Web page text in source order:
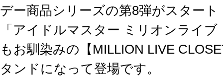
デー商品シリーズの第8弾がスタート
「アイドルマスター ミリオンライ
もお馴染みの【MILLION LIVE
タンドになって登場です。